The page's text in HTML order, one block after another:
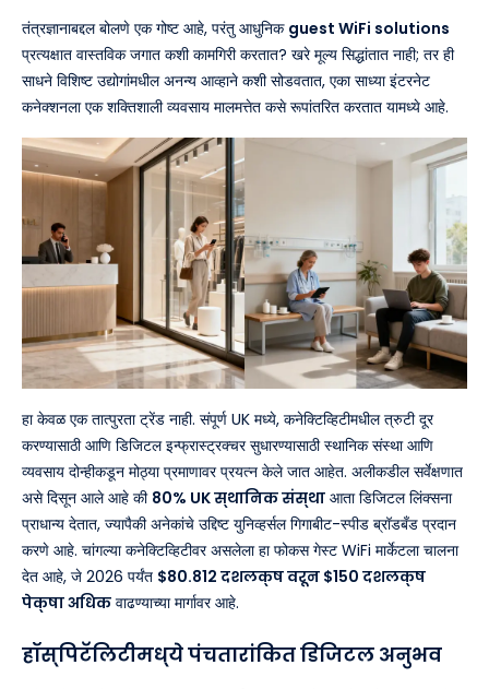
तंत्रज्ञानाबद्दल बोलणे एक गोष्ट आहे, परंतु आधुनिक guest WiFi solutions
प्रत्यक्षात वास्तविक जगात कशी कामगिरी करतात? खरे मूल्य सिद्धांतात नाही; तर ही
साधने विशिष्ट उद्योगांमधील अनन्य आव्हाने कशी सोडवतात, एका साध्या इंटरनेट
कनेक्शनला एक शक्तिशाली व्यवसाय मालमत्तेत कसे रूपांतरित करतात यामध्ये आहे.
हा केवळ एक तात्पुरता ट्रेंड नाही. संपूर्ण UK मध्ये, कनेक्टिव्हिटीमधील त्रुटी दूर
करण्यासाठी आणि डिजिटल इन्फ्रास्ट्रक्चर सुधारण्यासाठी स्थानिक संस्था आणि
व्यवसाय दोन्हीकडून मोठ्या प्रमाणावर प्रयत्न केले जात आहेत. अलीकडील सर्वेक्षणात
असे दिसून आले आहे की 80% UK स्थानिक संस्था आता डिजिटल लिंक्सना
प्राधान्य देतात, ज्यापैकी अनेकांचे उद्दिष्ट युनिव्हर्सल गिगाबीट-स्पीड ब्रॉडबँड प्रदान
करणे आहे. चांगल्या कनेक्टिव्हिटीवर असलेला हा फोकस गेस्ट WiFi मार्केटला चालना
देत आहे, जे 2026 पर्यंत $80.812 दशलक्ष वरून $150 दशलक्ष
पेक्षा अधिक वाढण्याच्या मार्गावर आहे.
हॉस्पिटॅलिटीमध्ये पंचतारांकित डिजिटल अनुभव